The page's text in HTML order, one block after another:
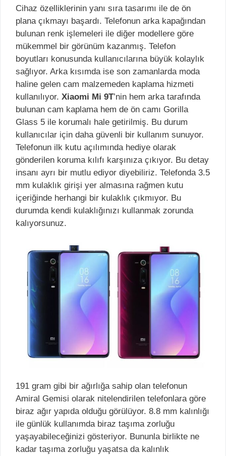
Cihaz özelliklerinin yanı sıra tasarımı ile de ön
plana çıkmayı başardı. Telefonun arka kapağından
bulunan renk işlemeleri ile diğer modellere göre
mükemmel bir görünüm kazanmış. Telefon
boyutları konusunda kullanıcılarına büyük kolaylık
sağlıyor. Arka kısımda ise son zamanlarda moda
haline gelen cam malzemeden kaplama hizmeti
kullanılıyor. Xiaomi Mi 9T’nin hem arka tarafında
bulunan cam kaplama hem de ön camı Gorilla
Glass 5 ile korumalı hale getirilmiş. Bu durum
kullanıcılar için daha güvenli bir kullanım sunuyor.
Telefonun ilk kutu açılımında hediye olarak
gönderilen koruma kılıfı karşınıza çıkıyor. Bu detay
insanı ayrı bir mutlu ediyor diyebiliriz. Telefonda 3.5
mm kulaklık girişi yer almasına rağmen kutu
içeriğinde herhangi bir kulaklık çıkmıyor. Bu
durumda kendi kulaklığınızı kullanmak zorunda
kalıyorsunuz.
191 gram gibi bir ağırlığa sahip olan telefonun
Amiral Gemisi olarak nitelendirilen telefonlara göre
biraz ağır yapıda olduğu görülüyor. 8.8 mm kalınlığı
ile günlük kullanımda biraz taşıma zorluğu
yaşayabileceğinizi gösteriyor. Bununla birlikte ne
kadar taşıma zorluğu yaşatsa da kalınlık